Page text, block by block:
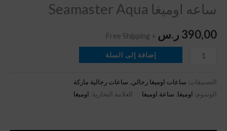
ساعه اوميغا Seamaster Aqua
390,00 ر.س + Free Shipping
إضافة إلى السلة
التصنيفات: ساعات اوميغا رجالي, ساعات رجالية ماركة
الوسوم: اوميغا, ساعة اوميغا العلامة التجارية: اوميغا